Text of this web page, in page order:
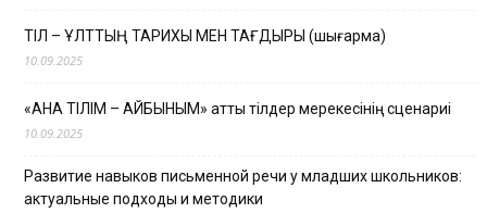
ТІЛ – ҰЛТТЫҢ ТАРИХЫ МЕН ТАҒДЫРЫ (шығарма)
10.09.2025
«АНА ТІЛІМ – АЙБЫНЫМ» атты тілдер мерекесінің сценариі
10.09.2025
Развитие навыков письменной речи у младших школьников:
актуальные подходы и методики